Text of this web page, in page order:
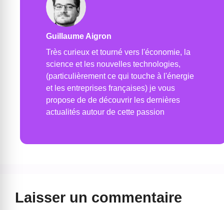
Guillaume Aigron
Très curieux et tourné vers l'économie, la
science et les nouvelles technologies,
(particulièrement ce qui touche à l'énergie
et les entreprises françaises) je vous
propose de de découvrir les dernières
actualités autour de cette passion
Laisser un commentaire